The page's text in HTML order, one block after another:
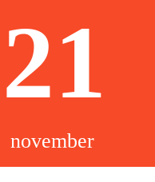
21
november